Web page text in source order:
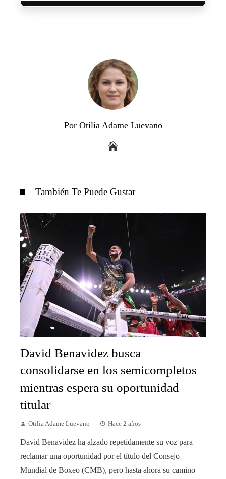
Por Otilia Adame Luevano
También Te Puede Gustar
David Benavidez busca
consolidarse en los semicompletos
mientras espera su oportunidad
titular
Otilia Adame Luevano Hace 2 años
David Benavidez ha alzado repetidamente su voz para
reclamar una oportunidad por el título del Consejo
Mundial de Boxeo (CMB), pero hasta ahora su camino